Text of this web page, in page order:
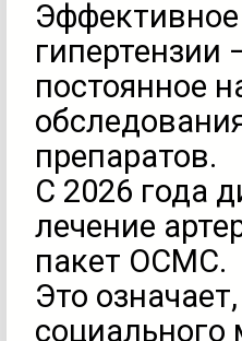
гипертензии
постоянное
препаратов.
С 2026 года
лечение
пакет ОСМС.
Это
социального